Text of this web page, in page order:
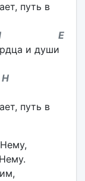
путь в
Е
и души
H
путь в